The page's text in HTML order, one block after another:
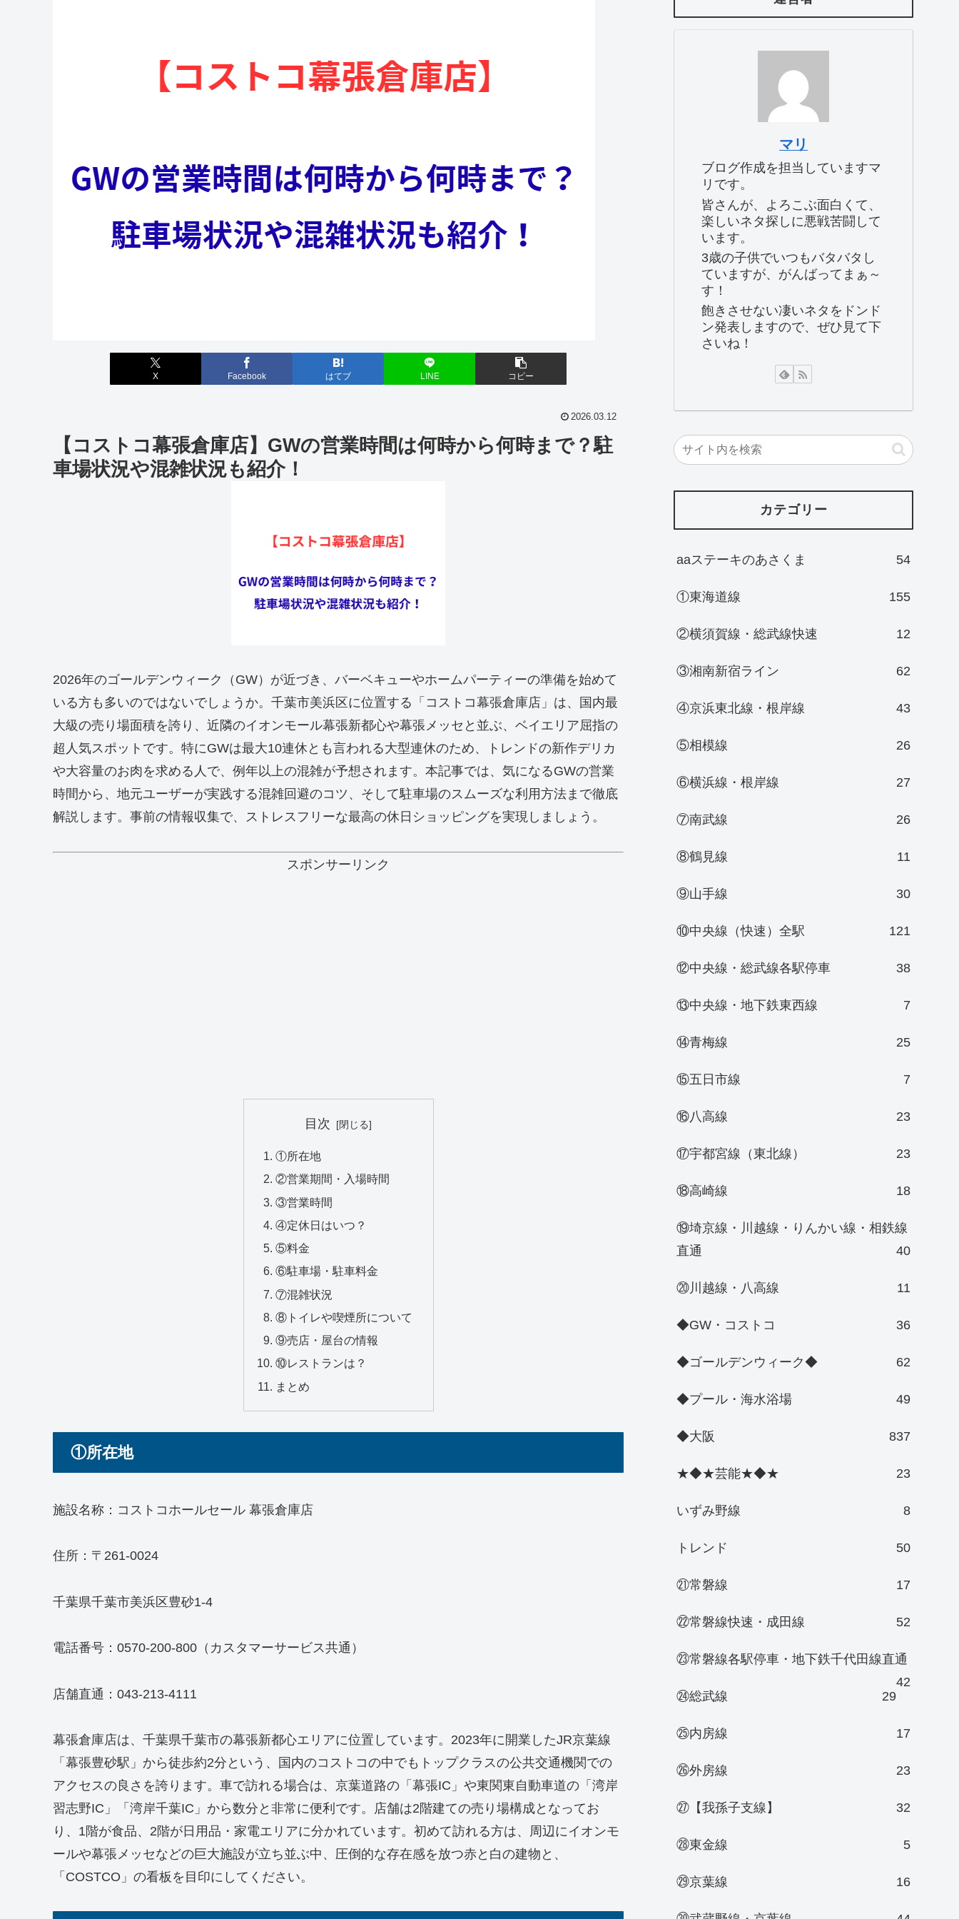
X Facebook はてブ LINE コピー
2026.03.12
【コストコ幕張倉庫店】GWの営業時間は何時から何時まで？駐
車場状況や混雑状況も紹介！
2026年のゴールデンウィーク（GW）が近づき、バーベキューやホームパーティーの準備を始めて
いる方も多いのではないでしょうか。千葉市美浜区に位置する「コストコ幕張倉庫店」は、国内最
大級の売り場面積を誇り、近隣のイオンモール幕張新都心や幕張メッセと並ぶ、ベイエリア屈指の
超人気スポットです。特にGWは最大10連休とも言われる大型連休のため、トレンドの新作デリカ
や大容量のお肉を求める人で、例年以上の混雑が予想されます。本記事では、気になるGWの営業
時間から、地元ユーザーが実践する混雑回避のコツ、そして駐車場のスムーズな利用方法まで徹底
解説します。事前の情報収集で、ストレスフリーな最高の休日ショッピングを実現しましょう。
スポンサーリンク
目次
①所在地
②営業期間・入場時間
③営業時間
④定休日はいつ？
⑤料金
⑥駐車場・駐車料金
⑦混雑状況
⑧トイレや喫煙所について
⑨売店・屋台の情報
⑩レストランは？
まとめ
①所在地
施設名称：コストコホールセール 幕張倉庫店
住所：〒261-0024
千葉県千葉市美浜区豊砂1-4
電話番号：0570-200-800（カスタマーサービス共通）
店舗直通：043-213-4111
幕張倉庫店は、千葉県千葉市の幕張新都心エリアに位置しています。2023年に開業したJR京葉線
「幕張豊砂駅」から徒歩約2分という、国内のコストコの中でもトップクラスの公共交通機関での
アクセスの良さを誇ります。車で訪れる場合は、京葉道路の「幕張IC」や東関東自動車道の「湾岸
習志野IC」「湾岸千葉IC」から数分と非常に便利です。店舗は2階建ての売り場構成となってお
り、1階が食品、2階が日用品・家電エリアに分かれています。初めて訪れる方は、周辺にイオンモ
ールや幕張メッセなどの巨大施設が立ち並ぶ中、圧倒的な存在感を放つ赤と白の建物と、
「COSTCO」の看板を目印にしてください。
マリ
ブログ作成を担当していますマ
リです。
皆さんが、よろこぶ面白くて、
楽しいネタ探しに悪戦苦闘して
います。
3歳の子供でいつもバタバタし
ていますが、がんばってまぁ～
す！
飽きさせない凄いネタをドンド
ン発表しますので、ぜひ見て下
さいね！
カテゴリー
aaステーキのあさくま 54
①東海道線 155
②横須賀線・総武線快速 12
③湘南新宿ライン 62
④京浜東北線・根岸線 43
⑤相模線 26
⑥横浜線・根岸線 27
⑦南武線 26
⑧鶴見線 11
⑨山手線 30
⑩中央線（快速）全駅 121
⑫中央線・総武線各駅停車 38
⑬中央線・地下鉄東西線 7
⑭青梅線 25
⑮五日市線 7
⑯八高線 23
⑰宇都宮線（東北線） 23
⑱高崎線 18
⑲埼京線・川越線・りんかい線・相鉄線
直通
40
⑳川越線・八高線 11
◆GW・コストコ 36
◆ゴールデンウィーク◆ 62
◆プール・海水浴場 49
◆大阪 837
★◆★芸能★◆★ 23
いずみ野線 8
トレンド 50
㉑常磐線 17
㉒常磐線快速・成田線 52
㉓常磐線各駅停車・地下鉄千代田線直通
42
㉔総武線
29
㉕内房線 17
㉖外房線 23
㉗【我孫子支線】 32
㉘東金線 5
㉙京葉線 16